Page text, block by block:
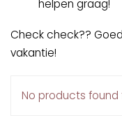
helpen graag!
Check check??
vakantie!
No products